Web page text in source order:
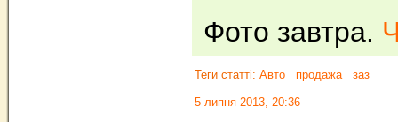
Фото завтра.
Теги статті: Авто продажа заз
5 липня 2013, 20:36